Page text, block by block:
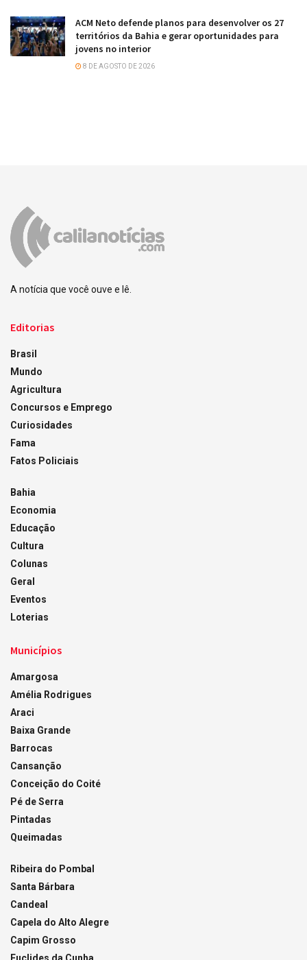
ACM Neto defende planos para desenvolver os 27
territórios da Bahia e gerar oportunidades para
jovens no interior
8 DE AGOSTO DE 2026
A notícia que você ouve e lê.
Editorias
Brasil
Mundo
Agricultura
Concursos e Emprego
Curiosidades
Fama
Fatos Policiais
Bahia
Economia
Educação
Cultura
Colunas
Geral
Eventos
Loterias
Municípios
Amargosa
Amélia Rodrigues
Araci
Baixa Grande
Barrocas
Cansanção
Conceição do Coité
Pé de Serra
Pintadas
Queimadas
Ribeira do Pombal
Santa Bárbara
Candeal
Capela do Alto Alegre
Capim Grosso